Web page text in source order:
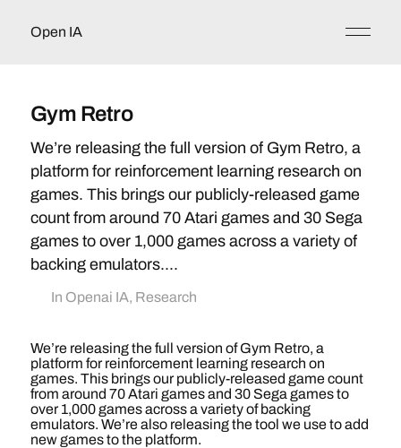
Open IA
Gym Retro
We’re releasing the full version of Gym Retro, a
platform for reinforcement learning research on
games. This brings our publicly-released game
count from around 70 Atari games and 30 Sega
games to over 1,000 games across a variety of
backing emulators....
In Openai IA, Research
We’re releasing the full version of Gym Retro, a
platform for reinforcement learning research on
games. This brings our publicly-released game count
from around 70 Atari games and 30 Sega games to
over 1,000 games across a variety of backing
emulators. We’re also releasing the tool we use to add
new games to the platform.